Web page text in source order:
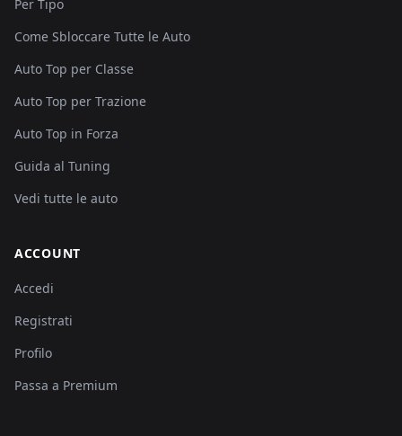
Per Tipo
Come Sbloccare Tutte le Auto
Auto Top per Classe
Auto Top per Trazione
Auto Top in Forza
Guida al Tuning
Vedi tutte le auto
ACCOUNT
Accedi
Registrati
Profilo
Passa a Premium